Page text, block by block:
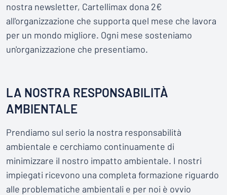
nostra newsletter, Cartellimax dona 2€
all'organizzazione che supporta quel mese che lavora
per un mondo migliore. Ogni mese sosteniamo
un'organizzazione che presentiamo.
LA NOSTRA RESPONSABILITÀ
AMBIENTALE
Prendiamo sul serio la nostra responsabilità
ambientale e cerchiamo continuamente di
minimizzare il nostro impatto ambientale. I nostri
impiegati ricevono una completa formazione riguardo
alle problematiche ambientali e per noi è ovvio